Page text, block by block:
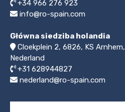
+34 966 276 923
info@ro-spain.com
Główna siedziba holandia
Cloekplein 2, 6826, KS Arnhem,
Nederland
+31 628944827
nederland@ro-spain.com